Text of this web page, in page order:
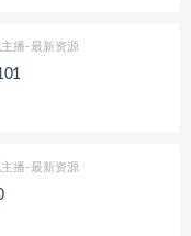
播-最新资源
播-最新资源